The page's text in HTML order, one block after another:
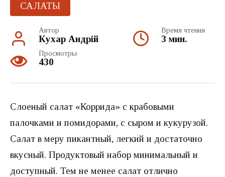
САЛАТЫ
Автор
Кухар Андрій
Время чтения
3 мин.
Просмотры
430
Слоеный салат «Коррида» с крабовыми
палочками и помидорами, с сыром и кукурузой.
Салат в меру пикантный, легкий и достаточно
вкусный. Продуктовый набор минимальный и
доступный. Тем не менее салат отлично